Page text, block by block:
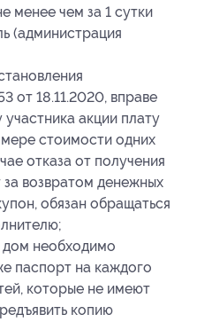
менее чем за 1 сутки
(администрация
от 18.11.2020, вправе
акции плату
стоимости одних
отказа от получения
за возвратом денежных
обязан обращаться
дом необходимо
паспорт на каждого
которые не имеют
копию